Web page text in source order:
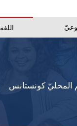
اللغة
كونستانس